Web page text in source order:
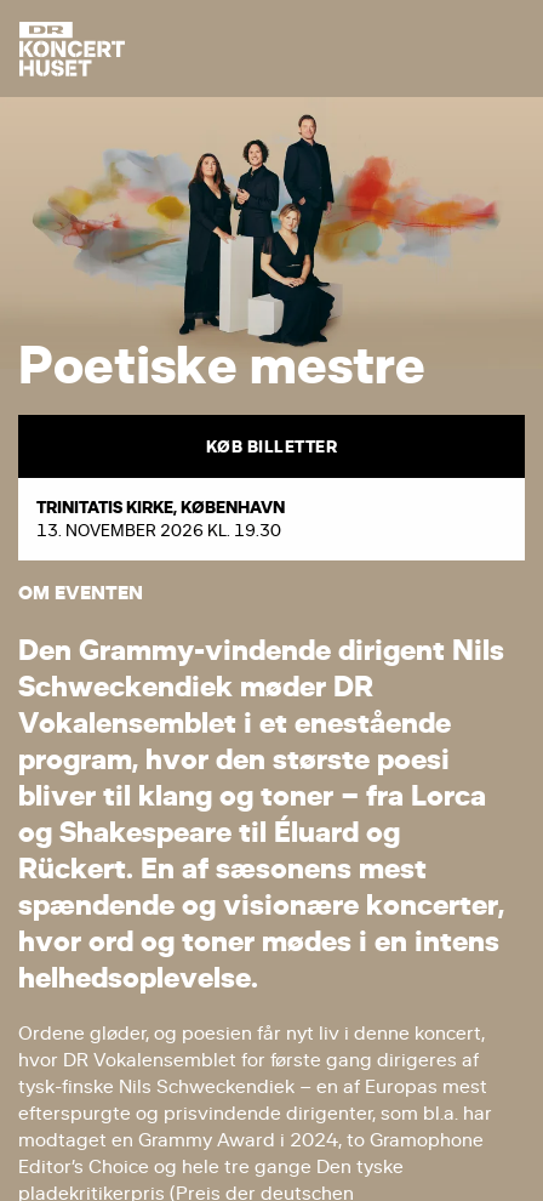
Poetiske mestre
KØB BILLETTER
TRINITATIS KIRKE, KØBENHAVN
13. NOVEMBER 2026 KL. 19.30
OM EVENTEN
Den Grammy-vindende dirigent Nils
Schweckendiek møder DR
Vokalensemblet i et enestående
program, hvor den største poesi
bliver til klang og toner – fra Lorca
og Shakespeare til Éluard og
Rückert. En af sæsonens mest
spændende og visionære koncerter,
hvor ord og toner mødes i en intens
helhedsoplevelse.
Ordene gløder, og poesien får nyt liv i denne koncert,
hvor DR Vokalensemblet for første gang dirigeres af
tysk-finske Nils Schweckendiek – en af Europas mest
efterspurgte og prisvindende dirigenter, som bl.a. har
modtaget en Grammy Award i 2024, to Gramophone
Editor’s Choice og hele tre gange Den tyske
pladekritikerpris (Preis der deutschen